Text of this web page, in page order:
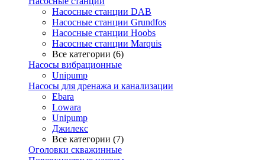
Насосные станции DAB
Насосные станции Grundfos
Насосные станции Hoobs
Насосные станции Marquis
Все категории (6)
Насосы вибрационные
Unipump
Насосы для дренажа и канализации
Ebara
Lowara
Unipump
Джилекс
Все категории (7)
Оголовки скважинные